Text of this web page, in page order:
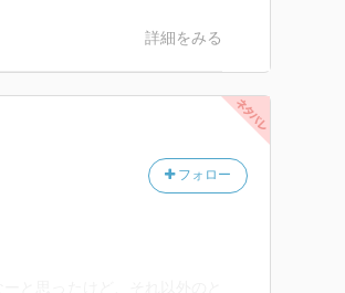
詳細をみる
フォロー